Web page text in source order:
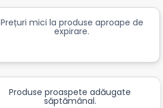
Prețuri mici la produse aproape de
expirare.
Produse proaspete adăugate
săptămânal.